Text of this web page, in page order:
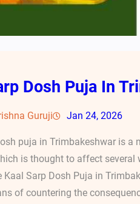
Dosh Puja In
Guruji Jan 24, 2026
puja in Trimbakeshwar is
is thought to affect
Kaal Sarp Dosh Puja in
of countering the